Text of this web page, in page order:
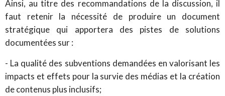
Ainsi, au titre des recommandations de la discussion, il
faut retenir la nécessité de produire un document
stratégique qui apportera des pistes de solutions
documentées sur :
- La qualité des subventions demandées en valorisant les
impacts et effets pour la survie des médias et la création
de contenus plus inclusifs;